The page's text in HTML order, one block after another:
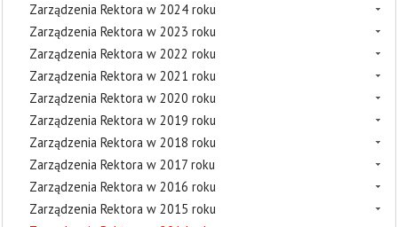
Zarządzenia Rektora w 2024 roku
Zarządzenia Rektora w 2023 roku
Zarządzenia Rektora w 2022 roku
Zarządzenia Rektora w 2021 roku
Zarządzenia Rektora w 2020 roku
Zarządzenia Rektora w 2019 roku
Zarządzenia Rektora w 2018 roku
Zarządzenia Rektora w 2017 roku
Zarządzenia Rektora w 2016 roku
Zarządzenia Rektora w 2015 roku